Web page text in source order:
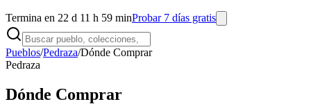
Termina en 22 d 11 h 59 minProbar 7 días gratis
Pueblos/Pedraza/Dónde Comprar
Pedraza
Dónde Comprar